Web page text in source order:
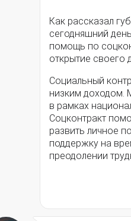
Как рассказал
сегодняшний
помощь по
открытие своего
Социальный
низким доходом.
в рамках
Соцконтракт
развить личное
поддержку на
преодолении